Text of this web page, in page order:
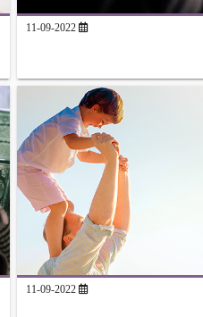
11-09-2022
11-09-2022